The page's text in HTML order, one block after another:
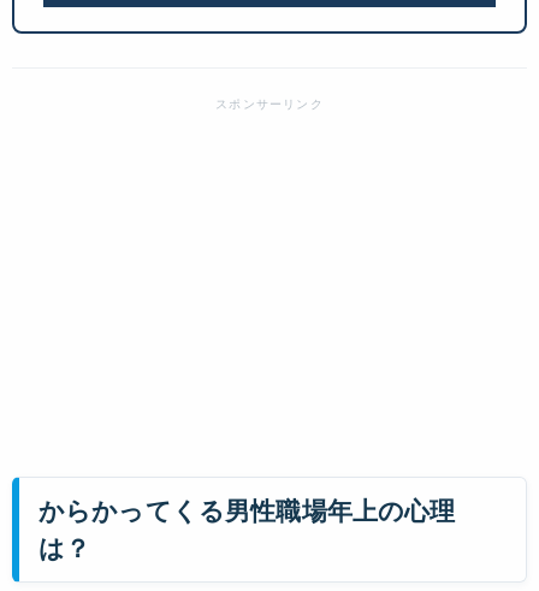
からかってくる男性職場年上の心理
は？